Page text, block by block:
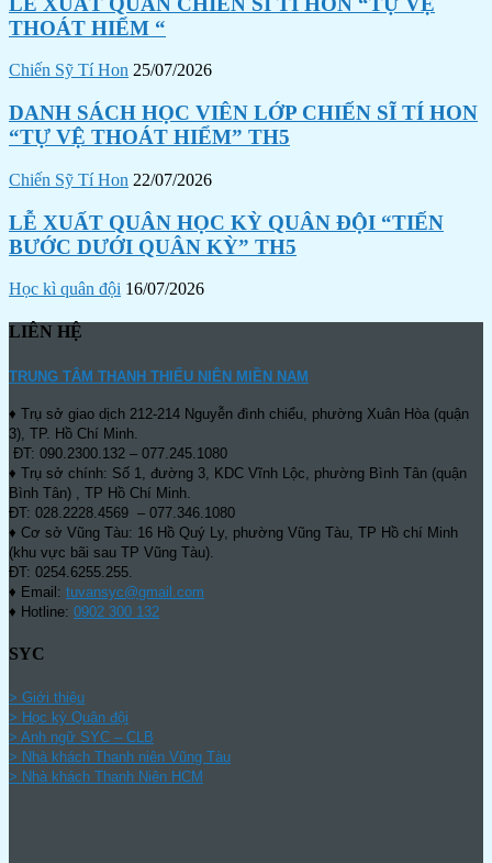
THOÁT HIỂM “
Chiến Sỹ Tí Hon 25/07/2026
DANH SÁCH HỌC VIÊN LỚP CHIẾN SĨ TÍ HON
“TỰ VỆ THOÁT HIỂM” TH5
Chiến Sỹ Tí Hon 22/07/2026
LỄ XUẤT QUÂN HỌC KỲ QUÂN ĐỘI “TIẾN
BƯỚC DƯỚI QUÂN KỲ” TH5
Học kì quân đội 16/07/2026
LIÊN HỆ
TRUNG TÂM THANH THIẾU NIÊN MIỀN NAM
♦ Trụ sở giao dịch 212-214 Nguyễn đình chiểu, phường Xuân Hòa (quận
3), TP. Hồ Chí Minh.
ĐT: 090.2300.132 – 077.245.1080
♦ Trụ sở chính: Số 1, đường 3, KDC Vĩnh Lộc, phường Bình Tân (quận
Bình Tân) , TP Hồ Chí Minh.
ĐT: 028.2228.4569 – 077.346.1080
♦ Cơ sở Vũng Tàu: 16 Hồ Quý Ly, phường Vũng Tàu, TP Hồ chí Minh
(khu vực bãi sau TP Vũng Tàu).
ĐT: 0254.6255.255.
♦ Email: tuvansyc@gmail.com
♦ Hotline: 0902 300 132
SYC
> Giới thiệu
> Học kỳ Quân đội
> Anh ngữ SYC – CLB
> Nhà khách Thanh niên Vũng Tàu
> Nhà khách Thanh Niên HCM